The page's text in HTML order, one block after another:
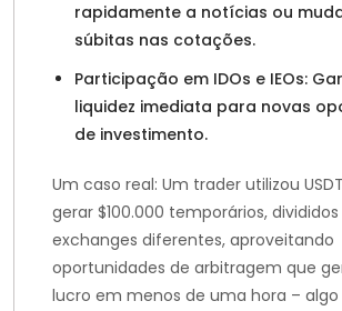
rapidamente a notícias ou
súbitas nas cotações.
Participação em IDOs e IEOs:
liquidez imediata para novas
de investimento.
Um caso real: Um trader utilizou
gerar $100.000 temporários,
exchanges diferentes, aproveitando
oportunidades de arbitragem que
lucro em menos de uma hora – algo